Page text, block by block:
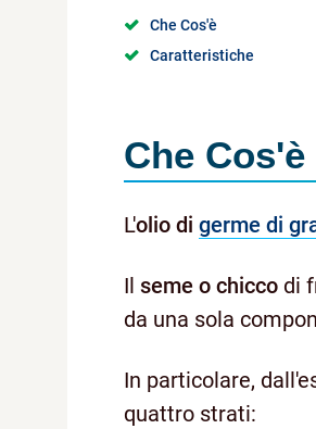
Che Cos'è
Caratteristiche
Che Cos'è
L'olio di germe di
Il seme o chicco di
da una sola
In particolare,
quattro strati: